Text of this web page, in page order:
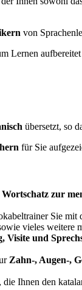
von
Lernen
übersetzt, so
für Sie
zur
Sie mit
vieles weitere
Visite und
Zahn-, Augen-,
Ihnen den